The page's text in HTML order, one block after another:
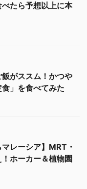
たら予想以上に本
がススム！かつや
」を食べてみた
マレーシア】MRT・
ホーカー＆植物園